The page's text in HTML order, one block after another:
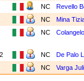
NC
Revello
NC
Mina
NC
NC
De Palo
NC Varga